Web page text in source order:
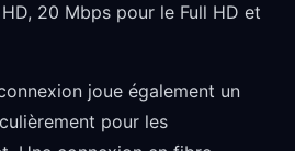
20 Mbps pour le Full HD et
joue également un
pour les